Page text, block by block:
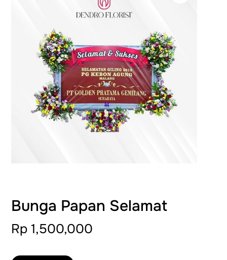
Bunga Papan Selamat
Rp 1,500,000